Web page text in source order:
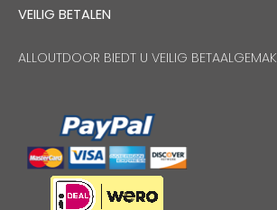
VEILIG BETALEN
ALLOUTDOOR BIEDT U VEILIG BETAALGEMAK